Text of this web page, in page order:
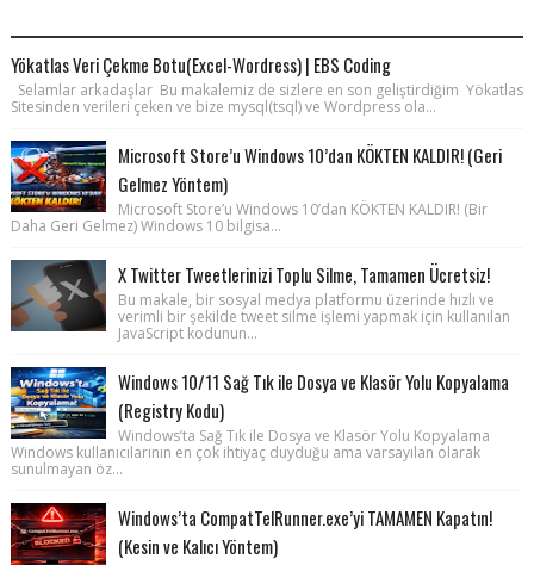
Yökatlas Veri Çekme Botu(Excel-Wordress) | EBS Coding
Selamlar arkadaşlar Bu makalemiz de sizlere en son geliştirdiğim Yökatlas
Sitesinden verileri çeken ve bize mysql(tsql) ve Wordpress ola...
Microsoft Store’u Windows 10’dan KÖKTEN KALDIR! (Geri
Gelmez Yöntem)
Microsoft Store’u Windows 10’dan KÖKTEN KALDIR! (Bir
Daha Geri Gelmez) Windows 10 bilgisa...
X Twitter Tweetlerinizi Toplu Silme, Tamamen Ücretsiz!
Bu makale, bir sosyal medya platformu üzerinde hızlı ve
verimli bir şekilde tweet silme işlemi yapmak için kullanılan
JavaScript kodunun...
Windows 10/11 Sağ Tık ile Dosya ve Klasör Yolu Kopyalama
(Registry Kodu)
Windows’ta Sağ Tık ile Dosya ve Klasör Yolu Kopyalama
Windows kullanıcılarının en çok ihtiyaç duyduğu ama varsayılan olarak
sunulmayan öz...
Windows’ta CompatTelRunner.exe’yi TAMAMEN Kapatın!
(Kesin ve Kalıcı Yöntem)